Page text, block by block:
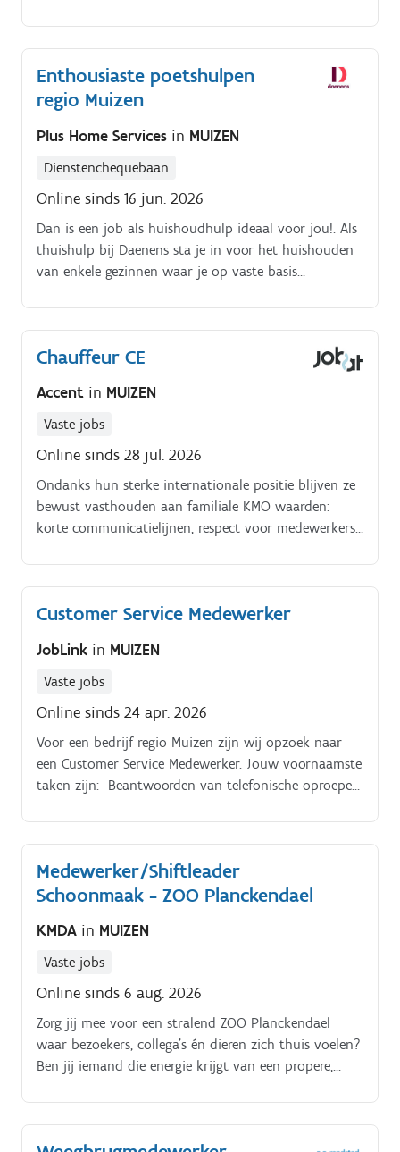
Enthousiaste poetshulpen
regio Muizen
Plus Home Services in MUIZEN
Dienstenchequebaan
Online sinds 16 jun. 2026
Dan is een job als huishoudhulp ideaal voor jou!. Als
thuishulp bij Daenens sta je in voor het huishouden
van enkele gezinnen waar je op vaste basis
Chauffeur CE
Accent in MUIZEN
Vaste jobs
Online sinds 28 jul. 2026
Ondanks hun sterke internationale positie blijven ze
bewust vasthouden aan familiale KMO waarden:
korte communicatielijnen, respect voor medewerkers
Europese landen en beheert haar activiteiten volledig
autonoom.
Customer Service Medewerker
JobLink in MUIZEN
Vaste jobs
Online sinds 24 apr. 2026
Voor een bedrijf regio Muizen zijn wij opzoek naar
een Customer Service Medewerker. Jouw voornaamste
taken zijn:- Beantwoorden van telefonische oproepen
Registreren van meldingen, vragen en klachten;-
Administratieve opvolging van dossiers;-
Doorverwijzen naar de juiste dienst indien nodig.
Medewerker/Shiftleader
Schoonmaak - ZOO Planckendael
KMDA in MUIZEN
Vaste jobs
Online sinds 6 aug. 2026
Zorg jij mee voor een stralend ZOO Planckendael
waar bezoekers, collega’s én dieren zich thuis voelen?
Ben jij iemand die energie krijgt van een propere,